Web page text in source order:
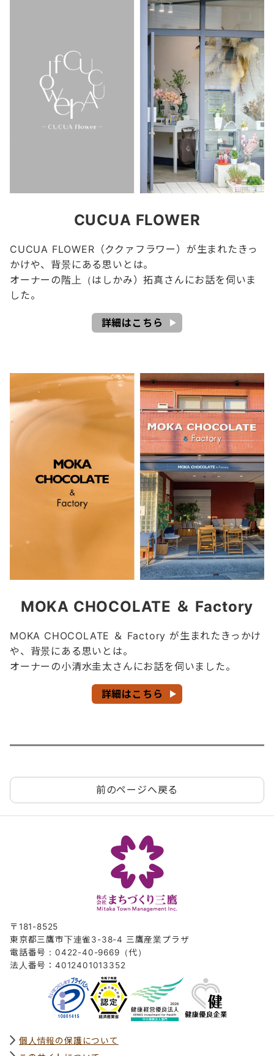
CUCUA FLOWER
CUCUA FLOWER（ククァフラワー）が生まれたきっ
かけや、背景にある思いとは。
オーナーの階上（はしかみ）拓真さんにお話を伺いま
した。
詳細はこちら
MOKA CHOCOLATE ＆ Factory
MOKA CHOCOLATE ＆ Factory が生まれたきっかけ
や、背景にある思いとは。
オーナーの小清水圭太さんにお話を伺いました。
詳細はこちら
前のページへ戻る
〒181-8525
東京都三鷹市下連雀3-38-4 三鷹産業プラザ
電話番号：0422-40-9669（代）
法人番号：4012401013352
個人情報の保護について